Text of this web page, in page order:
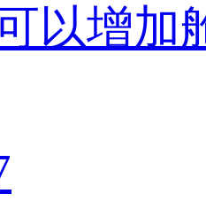
以增加